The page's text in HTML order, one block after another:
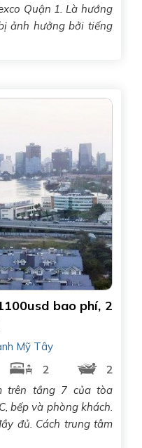
Quận 1. Là hướng
ảnh hưởng bởi tiếng
bao phí, 2
Mỹ Tây
2
2
trên tầng 7 của tòa
bếp và phòng khách.
đủ. Cách trung tâm